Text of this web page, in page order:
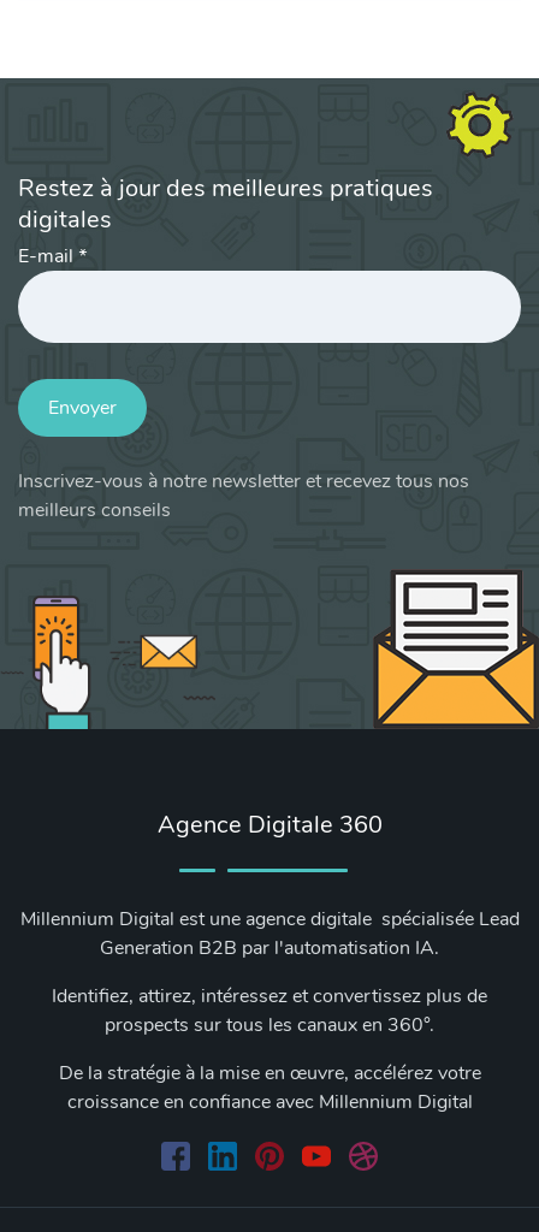
Restez à jour des meilleures pratiques
digitales
E-mail *
Envoyer
Inscrivez-vous à notre newsletter et recevez tous nos
meilleurs conseils
Agence Digitale 360
Millennium Digital est une agence digitale spécialisée Lead
Generation B2B par l'automatisation IA.
Identifiez, attirez, intéressez et convertissez plus de
prospects sur tous les canaux en 360°.
De la stratégie à la mise en œuvre, accélérez votre
croissance en confiance avec Millennium Digital